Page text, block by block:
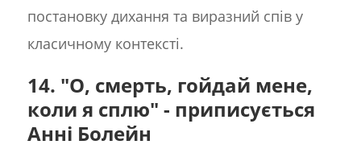
постановку дихання та виразний спів у
класичному контексті.
14. "О, смерть, гойдай мене,
коли я сплю" - приписується
Анні Болейн